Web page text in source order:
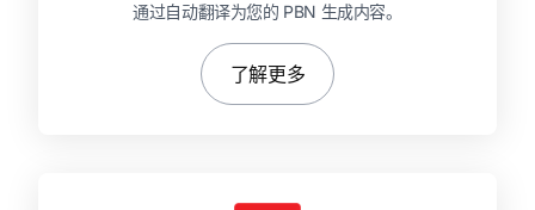
通过自动翻译为您的 PBN 生成内容。
了解更多